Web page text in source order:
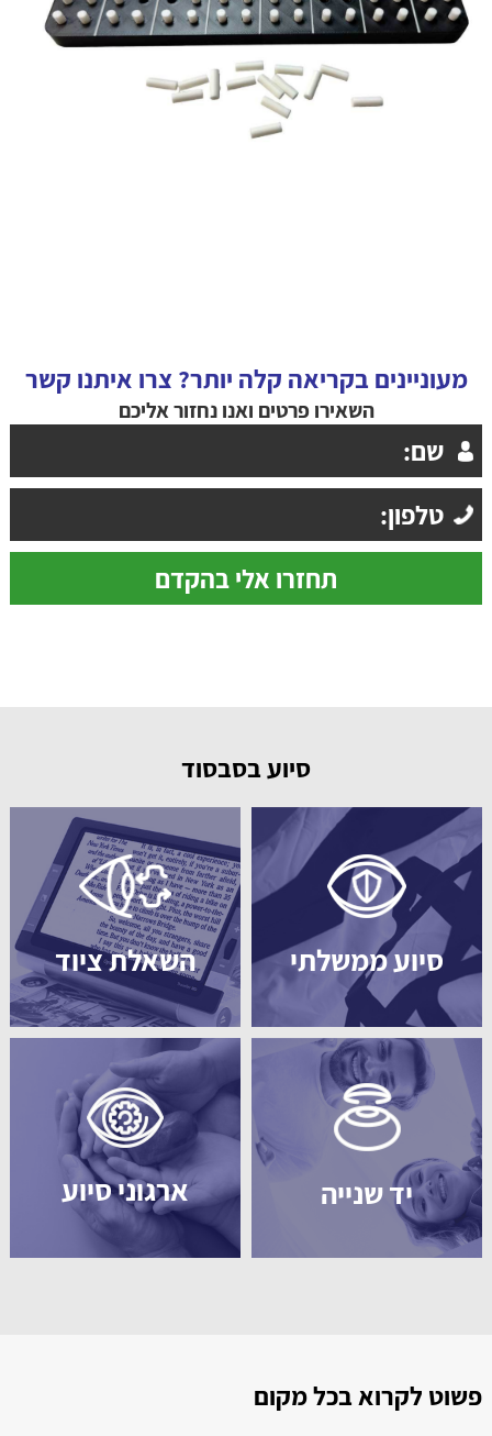
מעוניינים בקריאה קלה יותר? צרו איתנו קשר
השאירו פרטים ואנו נחזור אליכם
סיוע בסבסוד
סיוע ממשלתי השאלת ציוד
יד שנייה ארגוני סיוע
פשוט לקרוא בכל מקום